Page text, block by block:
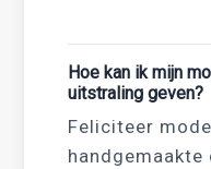
Hoe kan ik mijn
uitstraling geven?
Feliciteer